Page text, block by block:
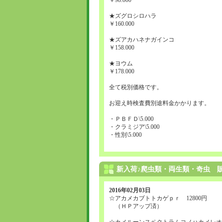
★ズグロシロハラ
￥160.000
★ズアカハネナガインコ
￥158.000
★ヨウム
￥178.000
全て税別価格です。
お迎え時検査費別途料金かかります。
・ＰＢＦＤ\5.000
・クラミジア\5.000
・性別\5.000
新入荷♪爬虫類・両生類・奇虫
2016年02月03日
☆アカメカブトトカゲｐｒ 12800円
（ＨＰアップ済）